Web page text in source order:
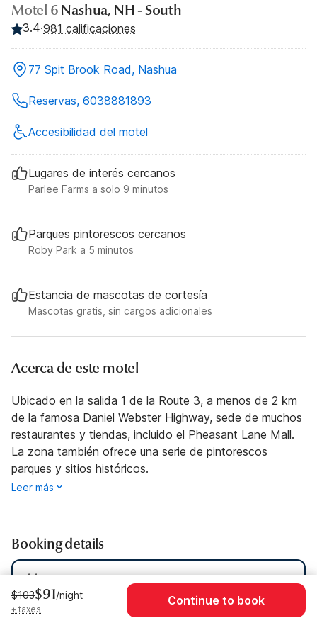
Motel 6 Nashua, NH - South
3.4·981 calificaciones
77 Spit Brook Road, Nashua
Reservas, 6038881893
Accesibilidad del motel
Lugares de interés cercanos
Parlee Farms a solo 9 minutos
Parques pintorescos cercanos
Roby Park a 5 minutos
Estancia de mascotas de cortesía
Mascotas gratis, sin cargos adicionales
Acerca de este motel
Ubicado en la salida 1 de la Route 3, a menos de 2 km
de la famosa Daniel Webster Highway, sede de muchos
restaurantes y tiendas, incluido el Pheasant Lane Mall.
La zona también ofrece una serie de pintorescos
parques y sitios históricos.
Leer más
Booking details
$103$91/night
+ taxes
Continue to book